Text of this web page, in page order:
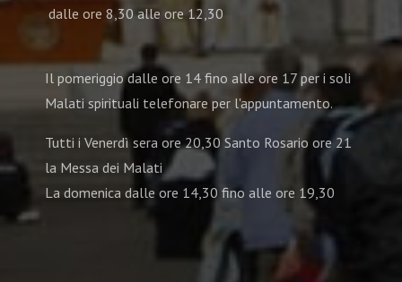
dalle ore 8,30 alle ore 12,30
Il pomeriggio dalle ore 14 fino alle ore 17 per i soli
Malati spirituali telefonare per l'appuntamento.
Tutti i Venerdì sera ore 20,30 Santo Rosario ore 21
la Messa dei Malati
La domenica dalle ore 14,30 fino alle ore 19,30